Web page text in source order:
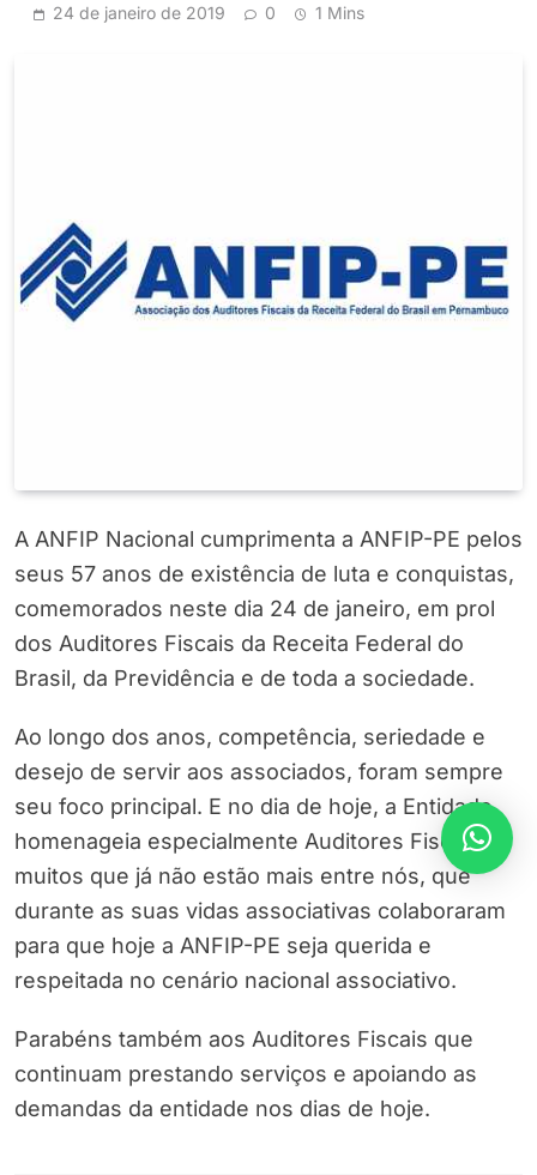
24 de janeiro de 2019 0 1 Mins
A ANFIP Nacional cumprimenta a ANFIP-PE pelos
seus 57 anos de existência de luta e conquistas,
comemorados neste dia 24 de janeiro, em prol
dos Auditores Fiscais da Receita Federal do
Brasil, da Previdência e de toda a sociedade.
Ao longo dos anos, competência, seriedade e
desejo de servir aos associados, foram sempre
seu foco principal. E no dia de hoje, a Entidade
homenageia especialmente Auditores Fiscais,
muitos que já não estão mais entre nós, que
durante as suas vidas associativas colaboraram
para que hoje a ANFIP-PE seja querida e
respeitada no cenário nacional associativo.
Parabéns também aos Auditores Fiscais que
continuam prestando serviços e apoiando as
demandas da entidade nos dias de hoje.